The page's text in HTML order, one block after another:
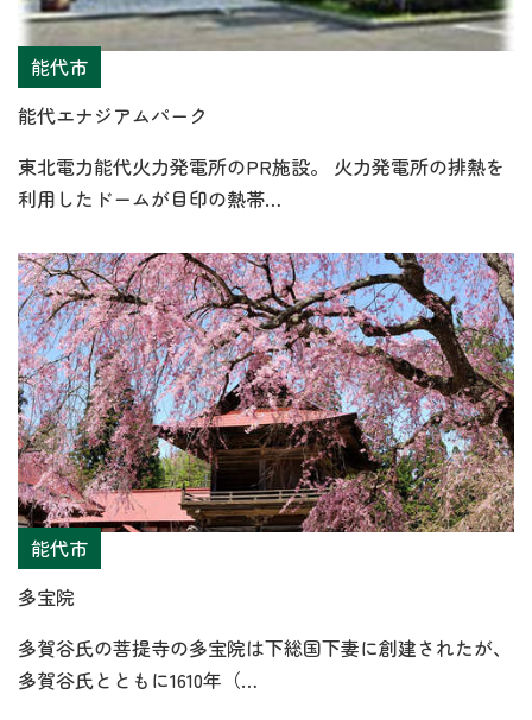
能代市
能代エナジアムパーク
東北電力能代火力発電所のPR施設。 火力発電所の排熱を
利用したドームが目印の熱帯…
能代市
多宝院
多賀谷氏の菩提寺の多宝院は下総国下妻に創建されたが、
多賀谷氏とともに1610年（…